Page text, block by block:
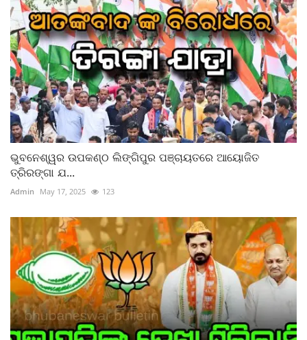
ଭୁବନେଶ୍ୱର ଉପକଣ୍ଠ ଲିଙ୍ଗିପୁର ପଞ୍ଚାୟତରେ ଆୟୋଜିତ
ତ୍ରିରଙ୍ଗା ଯ...
Admin May 17, 2025 123